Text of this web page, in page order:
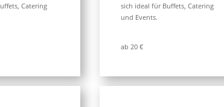
Catering
sich ideal für Buffets, Catering
und Events.
ab 20 €